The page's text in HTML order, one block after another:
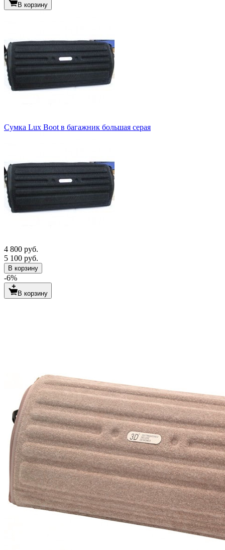
В корзину
Сумка Lux Boot в багажник большая серая
4 800 руб.
5 100 руб.
В корзину
-6%
В корзину